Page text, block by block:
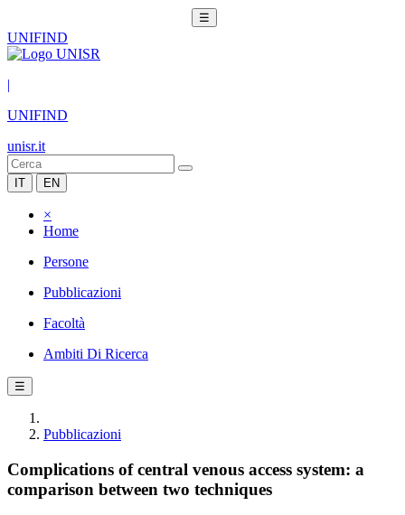
☰
UNIFIND
|
UNIFIND
unisr.it
IT EN
×
Home
Persone
Pubblicazioni
Facoltà
Ambiti Di Ricerca
☰
Pubblicazioni
Complications of central venous access system: a
comparison between two techniques